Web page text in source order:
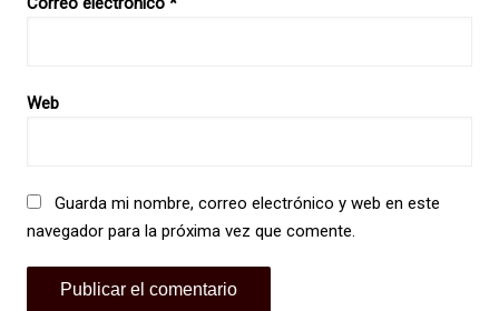
Web
Guarda mi nombre, correo electrónico y web en este
navegador para la próxima vez que comente.